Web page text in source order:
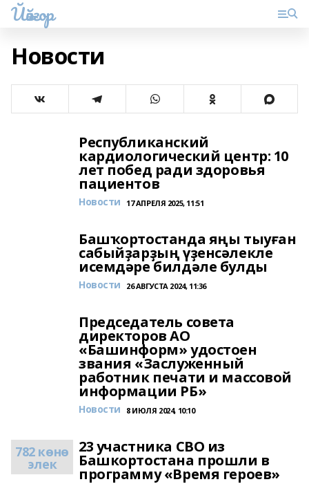
Йәйғор
Новости
Республиканский
кардиологический центр: 10
лет побед ради здоровья
пациентов
Новости 17 АПРЕЛЯ 2025, 11:51
Башҡортостанда яңы тыуған
сабыйҙарҙың үҙенсәлекле
исемдәре билдәле булды
Новости 26 АВГУСТА 2024, 11:36
Председатель совета
директоров АО
«Башинформ» удостоен
звания «Заслуженный
работник печати и массовой
информации РБ»
Новости 8 ИЮЛЯ 2024, 10:10
782 көнө
элек
23 участника СВО из
Башкортостана прошли в
программу «Время героев»